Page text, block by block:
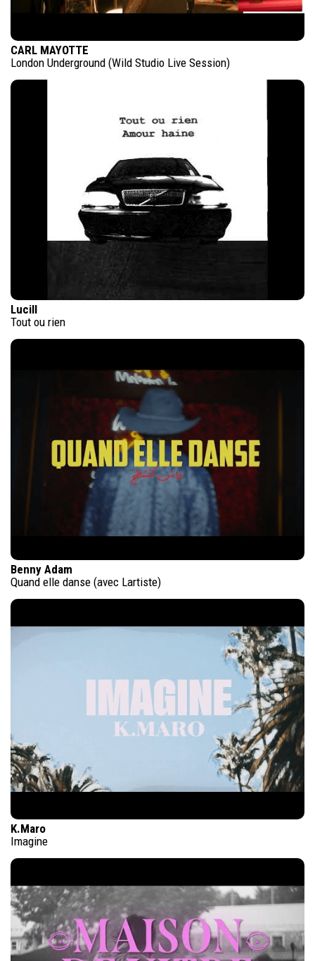
CARL MAYOTTE
London Underground (Wild Studio Live Session)
Lucill
Tout ou rien
Benny Adam
Quand elle danse (avec Lartiste)
K.Maro
Imagine